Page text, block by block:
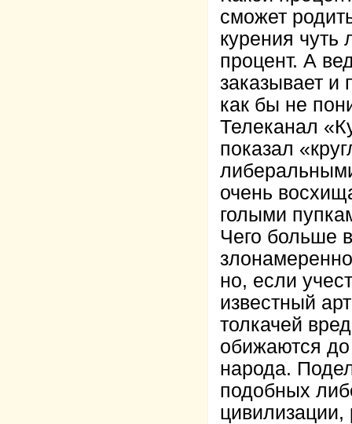
сможет
курения чуть
процент. А
заказывает
как бы не
Телеканал
показал
очень
голыми
Чего больше
но, если
известный
толкачей
обижаются
народа.
подобных
цивилизации,